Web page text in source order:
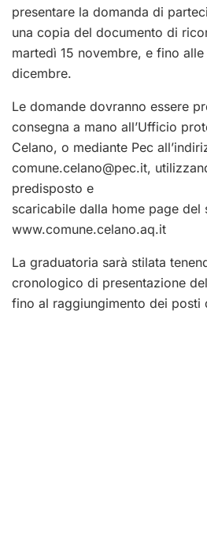
presentare la domanda di
una copia del documento di
martedì 15 novembre, e fino
dicembre.
Le domande dovranno essere
consegna a mano all’Ufficio
Celano, o mediante Pec
comune.celano@pec.it,
predisposto e
scaricabile dalla home page del
www.comune.celano.aq.it
La graduatoria sarà stilata
cronologico di presentazione
fino al raggiungimento dei posti